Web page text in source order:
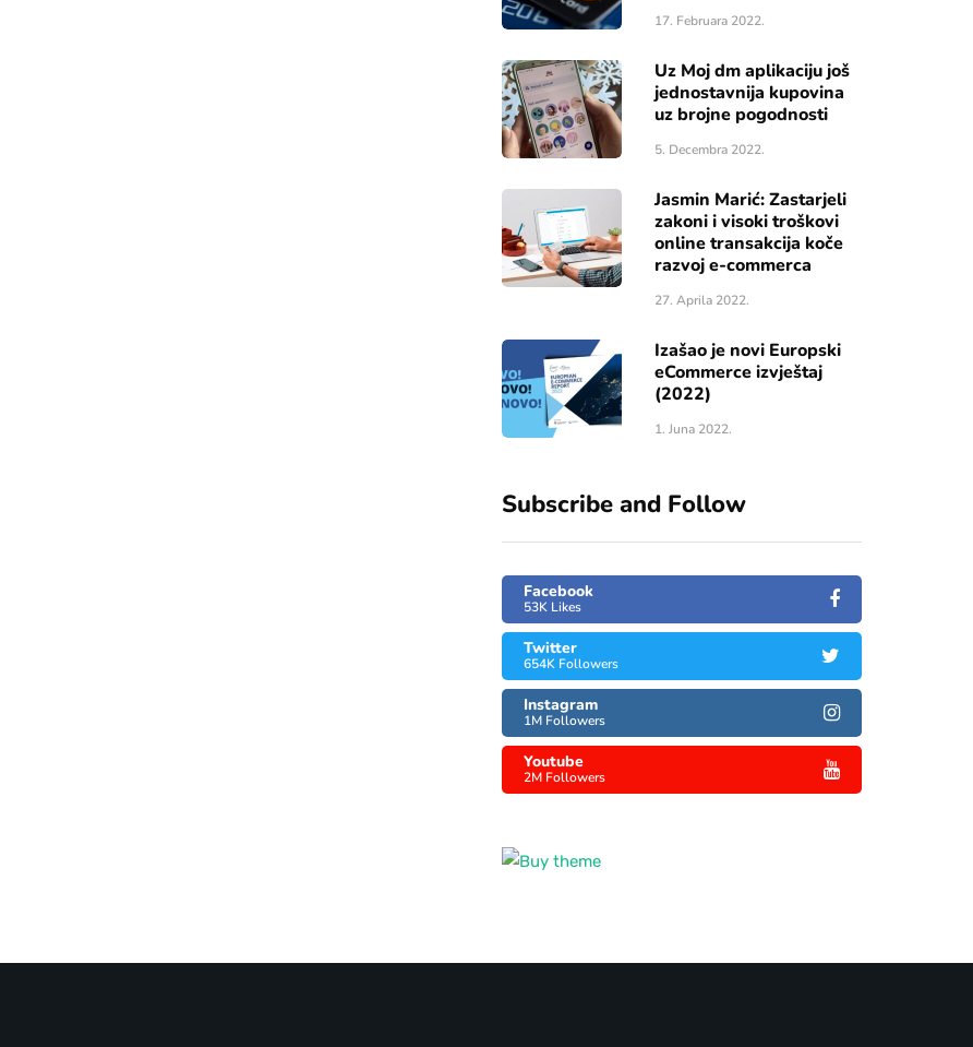
17. Februara 2022.
Uz Moj dm aplikaciju još
jednostavnija kupovina
uz brojne pogodnosti
5. Decembra 2022.
Jasmin Marić: Zastarjeli
zakoni i visoki troškovi
online transakcija koče
razvoj e-commerca
27. Aprila 2022.
Izašao je novi Europski
eCommerce izvještaj
(2022)
1. Juna 2022.
Subscribe and Follow
Facebook
53K Likes
Twitter
654K Followers
Instagram
1M Followers
Youtube
2M Followers